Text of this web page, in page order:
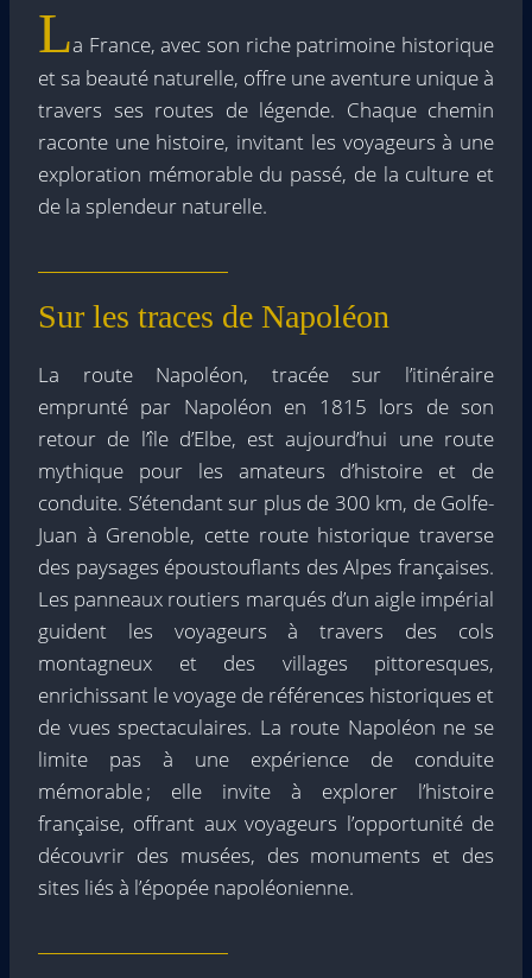
La France, avec son riche patrimoine historique
et sa beauté naturelle, offre une aventure unique à
travers ses routes de légende. Chaque chemin
raconte une histoire, invitant les voyageurs à une
exploration mémorable du passé, de la culture et
de la splendeur naturelle.
Sur les traces de Napoléon
La route Napoléon, tracée sur l’itinéraire
emprunté par Napoléon en 1815 lors de son
retour de l’île d’Elbe, est aujourd’hui une route
mythique pour les amateurs d’histoire et de
conduite. S’étendant sur plus de 300 km, de Golfe-
Juan à Grenoble, cette route historique traverse
des paysages époustouflants des Alpes françaises.
Les panneaux routiers marqués d’un aigle impérial
guident les voyageurs à travers des cols
montagneux et des villages pittoresques,
enrichissant le voyage de références historiques et
de vues spectaculaires. La route Napoléon ne se
limite pas à une expérience de conduite
mémorable ; elle invite à explorer l’histoire
française, offrant aux voyageurs l’opportunité de
découvrir des musées, des monuments et des
sites liés à l’épopée napoléonienne.